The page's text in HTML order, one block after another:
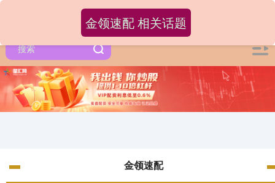
金领速配
金领速配 相关话题